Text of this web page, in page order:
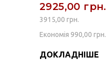
2925,00 грн.
3915,00 грн.
Економія 990,00 грн.
ДОКЛАДНІШЕ